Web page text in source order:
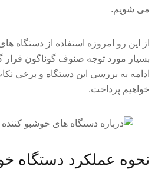
می شویم.
از این رو امروزه استفاده از دستگاه
بسیار مورد توجه صنوف گوناگون قرار
ادامه به بررسی این دستگاه و برخی
خواهیم پرداخت.
نحوه عملکرد دستگاه